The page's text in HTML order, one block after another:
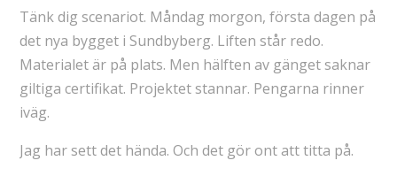
Tänk dig scenariot. Måndag morgon, första dagen på
det nya bygget i Sundbyberg. Liften står redo.
Materialet är på plats. Men hälften av gänget saknar
giltiga certifikat. Projektet stannar. Pengarna rinner
iväg.
Jag har sett det hända. Och det gör ont att titta på.